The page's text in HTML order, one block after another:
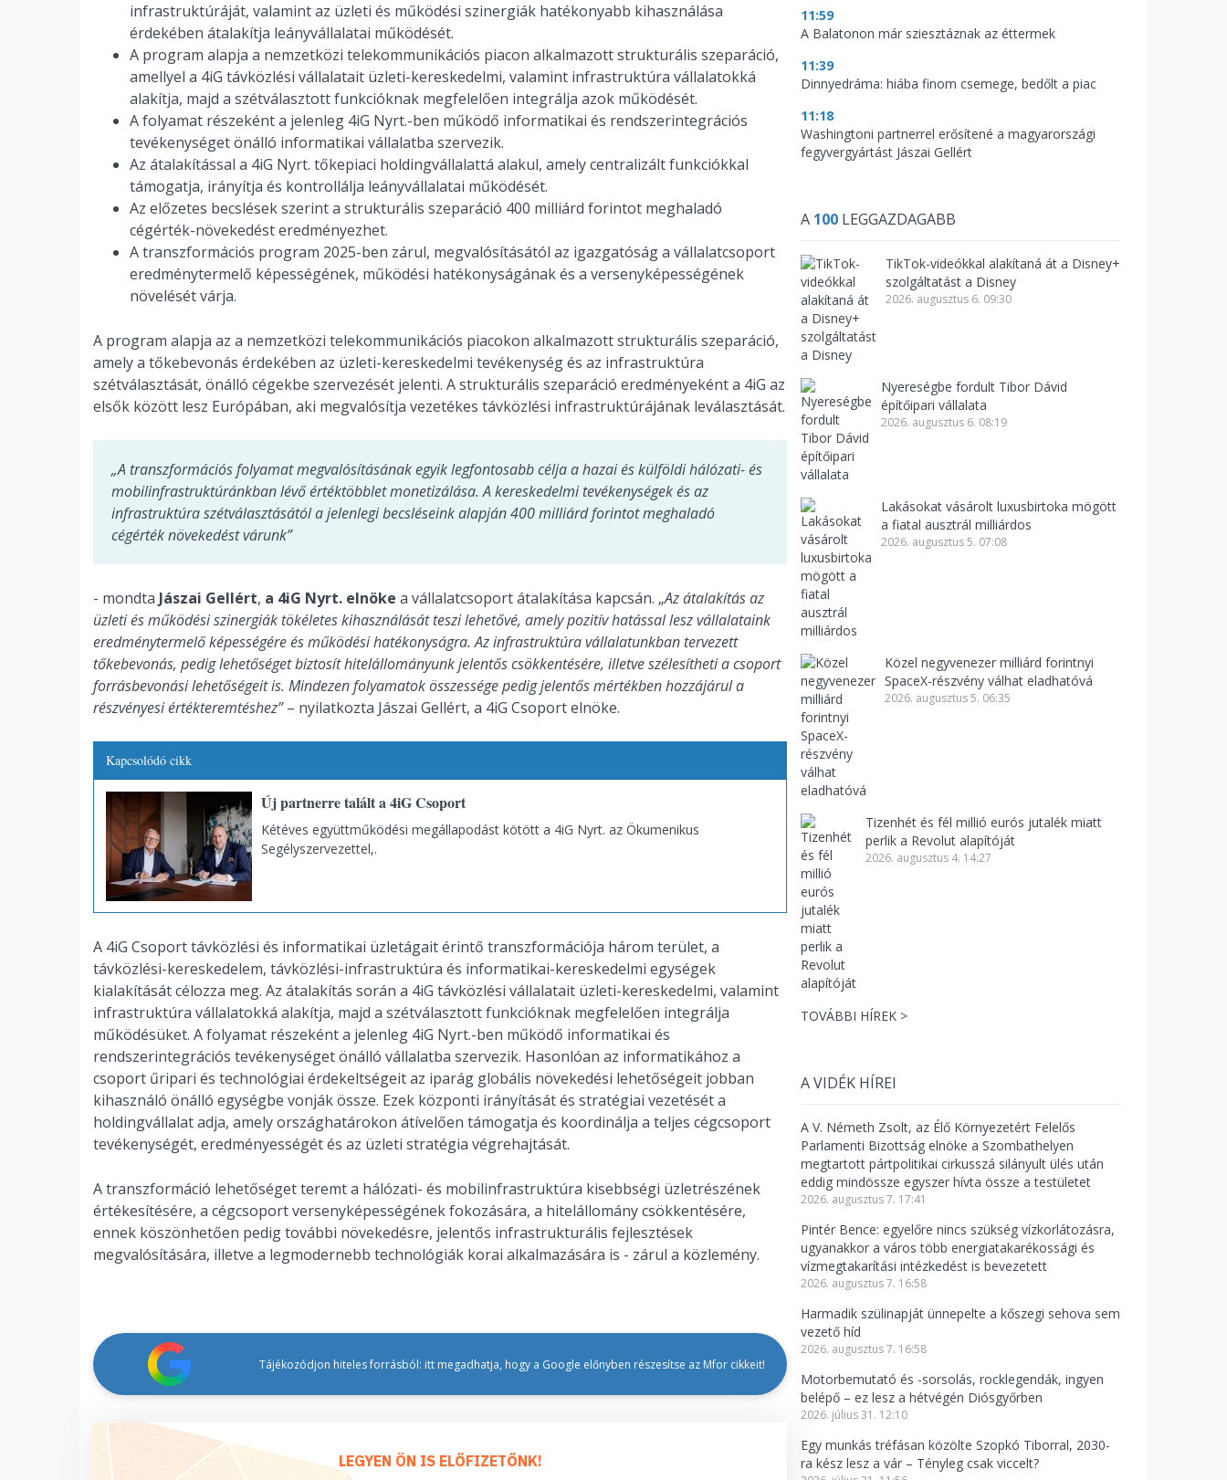
infrastruktúráját, valamint az üzleti és működési szinergiák hatékonyabb kihasználása
érdekében átalakítja leányvállalatai működését.
A program alapja a nemzetközi telekommunikációs piacon alkalmazott strukturális szeparáció,
amellyel a 4iG távközlési vállalatait üzleti-kereskedelmi, valamint infrastruktúra vállalatokká
alakítja, majd a szétválasztott funkcióknak megfelelően integrálja azok működését.
A folyamat részeként a jelenleg 4iG Nyrt.-ben működő informatikai és rendszerintegrációs
tevékenységet önálló informatikai vállalatba szervezik.
Az átalakítással a 4iG Nyrt. tőkepiaci holdingvállalattá alakul, amely centralizált funkciókkal
támogatja, irányítja és kontrollálja leányvállalatai működését.
Az előzetes becslések szerint a strukturális szeparáció 400 milliárd forintot meghaladó
cégérték-növekedést eredményezhet.
A transzformációs program 2025-ben zárul, megvalósításától az igazgatóság a vállalatcsoport
eredménytermelő képességének, működési hatékonyságának és a versenyképességének
növelését várja.
A program alapja az a nemzetközi telekommunikációs piacokon alkalmazott strukturális szeparáció,
amely a tőkebevonás érdekében az üzleti-kereskedelmi tevékenység és az infrastruktúra
szétválasztását, önálló cégekbe szervezését jelenti. A strukturális szeparáció eredményeként a 4iG az
elsők között lesz Európában, aki megvalósítja vezetékes távközlési infrastruktúrájának leválasztását.
„A transzformációs folyamat megvalósításának egyik legfontosabb célja a hazai és külföldi hálózati- és
mobilinfrastruktúránkban lévő értéktöbblet monetizálása. A kereskedelmi tevékenységek és az
infrastruktúra szétválasztásától a jelenlegi becsléseink alapján 400 milliárd forintot meghaladó
cégérték növekedést várunk”
- mondta Jászai Gellért, a 4iG Nyrt. elnöke a vállalatcsoport átalakítása kapcsán. „Az átalakítás az
üzleti és működési szinergiák tökéletes kihasználását teszi lehetővé, amely pozitív hatással lesz vállalataink
eredménytermelő képességére és működési hatékonyságra. Az infrastruktúra vállalatunkban tervezett
tőkebevonás, pedig lehetőséget biztosít hitelállományunk jelentős csökkentésére, illetveszélesítheti a csoport
forrásbevonási lehetőségeit is. Mindezen folyamatok összessége pedig jelentős mértékben hozzájárul a
részvényesi értékteremtéshez”– nyilatkozta Jászai Gellért, a 4iG Csoport elnöke.
Kapcsolódó cikk
Új partnerre talált a 4iG Csoport
Kétéves együttműködési megállapodást kötött a 4iG Nyrt. az Ökumenikus
Segélyszervezettel,.
A 4iG Csoport távközlési és informatikai üzletágait érintő transzformációja három terület, a
távközlési-kereskedelem, távközlési-infrastruktúra és informatikai-kereskedelmi egységek
kialakítását célozza meg. Az átalakítás során a 4iG távközlési vállalatait üzleti-kereskedelmi, valamint
infrastruktúra vállalatokká alakítja, majd a szétválasztott funkcióknak megfelelően integrálja
működésüket. A folyamat részeként a jelenleg 4iG Nyrt.-ben működő informatikai és
rendszerintegrációs tevékenységet önálló vállalatba szervezik. Hasonlóan az informatikához a
csoport űripari és technológiai érdekeltségeit az iparág globális növekedési lehetőségeit jobban
kihasználó önálló egységbe vonják össze. Ezek központi irányítását és stratégiai vezetését a
holdingvállalat adja, amely országhatárokon átívelően támogatja és koordinálja a teljes cégcsoport
tevékenységét, eredményességét és az üzleti stratégia végrehajtását.
A transzformáció lehetőséget teremt a hálózati- és mobilinfrastruktúra kisebbségi üzletrészének
értékesítésére, a cégcsoport versenyképességének fokozására, a hitelállomány csökkentésére,
ennek köszönhetően pedig további növekedésre, jelentős infrastrukturális fejlesztések
megvalósítására, illetve a legmodernebb technológiák korai alkalmazására is - zárul a közlemény.
Tájékozódjon hiteles forrásból: itt megadhatja, hogy a Google előnyben részesítse az Mfor cikkeit!
LEGYEN ÖN IS ELŐFIZETŐNK!
11:59
A Balatonon már sziesztáznak az éttermek
11:39
Dinnyedráma: hiába finom csemege, bedőlt a piac
11:18
Washingtoni partnerrel erősítené a magyarországi
fegyvergyártást Jászai Gellért
A 100 LEGGAZDAGABB
TikTok-videókkal alakítaná át a Disney+
szolgáltatást a Disney
2026. augusztus 6. 09:30
Nyereségbe fordult Tibor Dávid
építőipari vállalata
2026. augusztus 6. 08:19
Lakásokat vásárolt luxusbirtoka mögött
a fiatal ausztrál milliárdos
2026. augusztus 5. 07:08
Közel negyvenezer milliárd forintnyi
SpaceX-részvény válhat eladhatóvá
2026. augusztus 5. 06:35
Tizenhét és fél millió eurós jutalék miatt
perlik a Revolut alapítóját
2026. augusztus 4. 14:27
TOVÁBBI HÍREK >
A VIDÉK HÍREI
A V. Németh Zsolt, az Élő Környezetért Felelős
Parlamenti Bizottság elnöke a Szombathelyen
megtartott pártpolitikai cirkusszá silányult ülés után
eddig mindössze egyszer hívta össze a testületet
2026. augusztus 7. 17:41
Pintér Bence: egyelőre nincs szükség vízkorlátozásra,
ugyanakkor a város több energiatakarékossági és
vízmegtakarítási intézkedést is bevezetett
2026. augusztus 7. 16:58
Harmadik szülinapját ünnepelte a kőszegi sehova sem
vezető híd
2026. augusztus 7. 16:58
Motorbemutató és -sorsolás, rocklegendák, ingyen
belépő – ez lesz a hétvégén Diósgyőrben
2026. július 31. 12:10
Egy munkás tréfásan közölte Szopkó Tiborral, 2030-
ra kész lesz a vár – Tényleg csak viccelt?